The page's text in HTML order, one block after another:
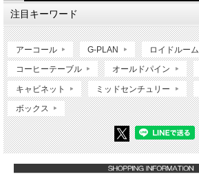
注目キーワード
アーコール G-PLAN ロイドルーム
コーヒーテーブル オールドパイン
キャビネット ミッドセンチュリー
ボックス